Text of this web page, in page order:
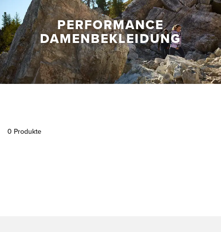
PERFORMANCE
DAMENBEKLEIDUNG
0 Produkte